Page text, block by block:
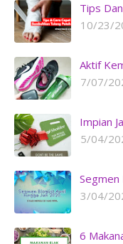
Tips
10/23/
Aktif
7/07/
Impian
5/04/
Segmen
3/04/
6